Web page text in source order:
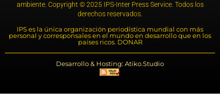
ambiente. Copyright © 2025 IPS-Inter Press Service. Todos los
derechos reservados.
IPS es la única organización periodística mundial con más
personal y corresponsales en el mundo en desarrollo que en los
países ricos. DONAR
Desarrollo & Hosting: Atiko.Studio